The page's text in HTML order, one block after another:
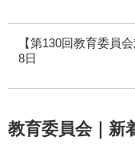
【第130回教育委員
8日
教育委員会｜新